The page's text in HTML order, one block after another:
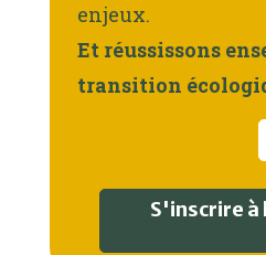
enjeux.
Et réussissons
transition
S'inscrire